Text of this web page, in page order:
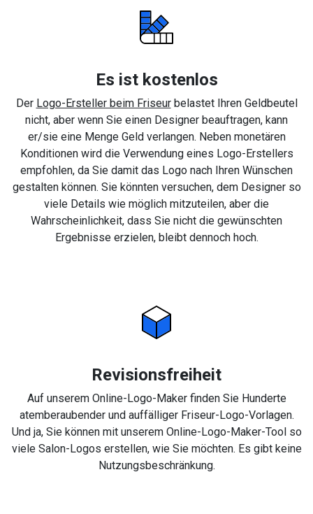
Es ist kostenlos
Der Logo-Ersteller beim Friseurbelastet Ihren Geldbeutel
nicht, aber wenn Sie einen Designer beauftragen, kann
er/sie eine Menge Geld verlangen. Neben monetären
Konditionen wird die Verwendung eines Logo-Erstellers
empfohlen, da Sie damit das Logo nach Ihren Wünschen
gestalten können. Sie könnten versuchen, dem Designer so
viele Details wie möglich mitzuteilen, aber die
Wahrscheinlichkeit, dass Sie nicht die gewünschten
Ergebnisse erzielen, bleibt dennoch hoch.
Revisionsfreiheit
Auf unserem Online-Logo-Maker finden Sie Hunderte
atemberaubender und auffälliger Friseur-Logo-Vorlagen.
Und ja, Sie können mit unserem Online-Logo-Maker-Tool so
viele Salon-Logos erstellen, wie Sie möchten. Es gibt keine
Nutzungsbeschränkung.